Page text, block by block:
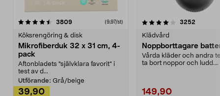
3809recensioner (9,97/st)
Köksrengöring & disk
Mikrofiberduk 32 x 31 cm, 4-
pack
Aftonbladets "självklara favorit” i
test av d...
Utförande: Grå/beige
39,90
4.0av 5 stjärnor 3252
Klädvård
Noppborttagare
Vårda kläder och andra
ta bort noppor och ludd.
149,90
4.5av 5 stjärnor